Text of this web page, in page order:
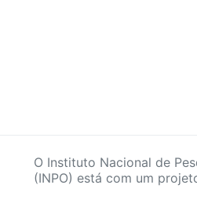
O Instituto Nacional de
(INPO) está com um